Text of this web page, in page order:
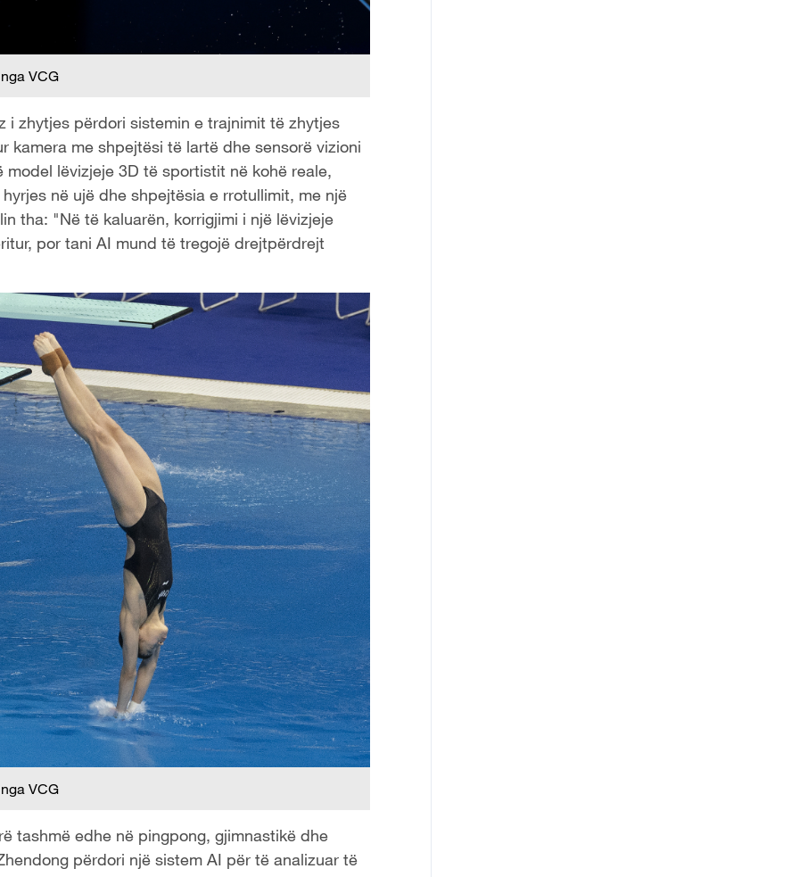
VCG
i zhytjes përdori sistemin e trajnimit të zhytjes
me shpejtësi të lartë dhe sensorë vizioni
lëvizjeje 3D të sportistit në kohë reale,
në ujë dhe shpejtësia e rrotullimit, me një
tha: "Në të kaluarën, korrigjimi i një lëvizjeje
por tani AI mund të tregojë drejtpërdrejt
VCG
tashmë edhe në pingpong, gjimnastikë dhe
përdori një sistem AI për të analizuar të